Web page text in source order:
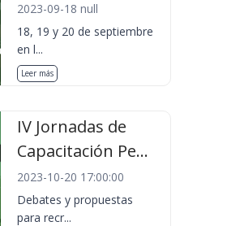
2023-09-18 null
18, 19 y 20 de septiembre
en l...
Leer más
IV Jornadas de
Capacitación Pe...
2023-10-20 17:00:00
Debates y propuestas
para recr...